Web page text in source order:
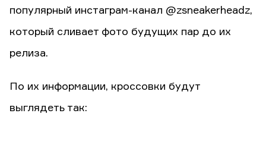
популярный инстаграм-канал @zsneakerheadz,
который сливает фото будущих пар до их
релиза.
По их информации, кроссовки будут
выглядеть так: